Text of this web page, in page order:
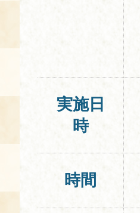
実施日
時
時間